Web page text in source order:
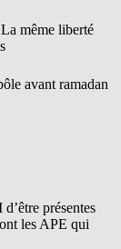
même liberté
avant ramadan
présentes
les APE qui